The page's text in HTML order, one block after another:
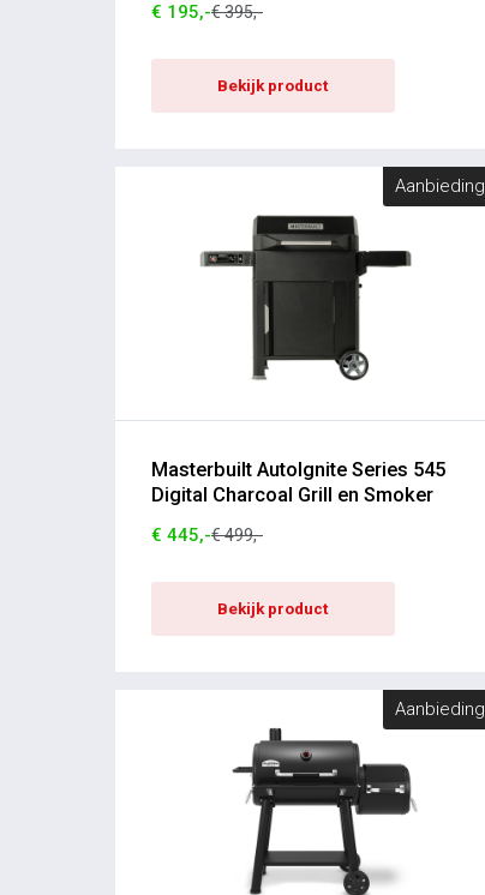
€ 195,-€ 395,-
Bekijk product
Aanbieding
Masterbuilt AutoIgnite Series 545
Digital Charcoal Grill en Smoker
€ 445,-€ 499,-
Bekijk product
Aanbieding